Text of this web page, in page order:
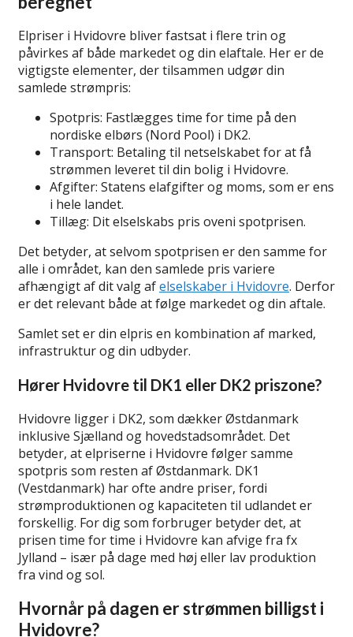
Elpriser i Hvidovre bliver fastsat i flere trin og
påvirkes af både markedet og din elaftale. Her er de
vigtigste elementer, der tilsammen udgør din
samlede strømpris:
Spotpris: Fastlægges time for time på den
nordiske elbørs (Nord Pool) i DK2.
Transport: Betaling til netselskabet for at få
strømmen leveret til din bolig i Hvidovre.
Afgifter: Statens elafgifter og moms, som er ens
i hele landet.
Tillæg: Dit elselskabs pris oveni spotprisen.
Det betyder, at selvom spotprisen er den samme for
alle i området, kan den samlede pris variere
afhængigt af dit valg afelselskaber i Hvidovre. Derfor
er det relevant både at følge markedet og din aftale.
Samlet set er din elpris en kombination af marked,
infrastruktur og din udbyder.
Hører Hvidovre til DK1 eller DK2 priszone?
Hvidovre ligger i DK2, som dækker Østdanmark
inklusive Sjælland og hovedstadsområdet. Det
betyder, at elpriserne i Hvidovre følger samme
spotpris som resten af Østdanmark. DK1
(Vestdanmark) har ofte andre priser, fordi
strømproduktionen og kapaciteten til udlandet er
forskellig. For dig som forbruger betyder det, at
prisen time for time i Hvidovre kan afvige fra fx
Jylland – især på dage med høj eller lav produktion
fra vind og sol.
Hvornår på dagen er strømmen billigst i
Hvidovre?